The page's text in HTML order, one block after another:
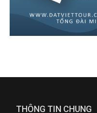
THÔNG TIN CHUNG